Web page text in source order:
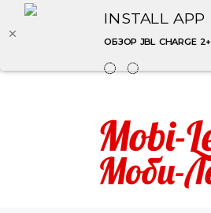
INSTALL APP
ОБЗОР JBL CHARGE 2+